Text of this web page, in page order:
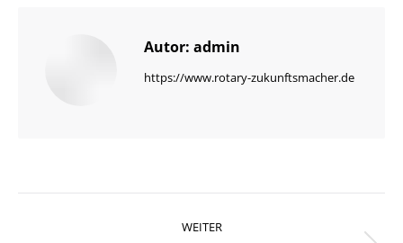
Autor: admin
https://www.rotary-zukunftsmacher.de
WEITER